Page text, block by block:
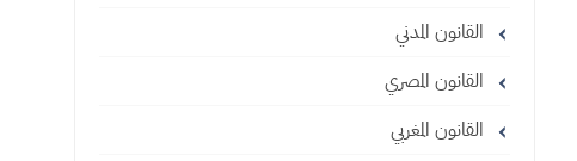
القانون المدني
القانون المصري
القانون المغربي